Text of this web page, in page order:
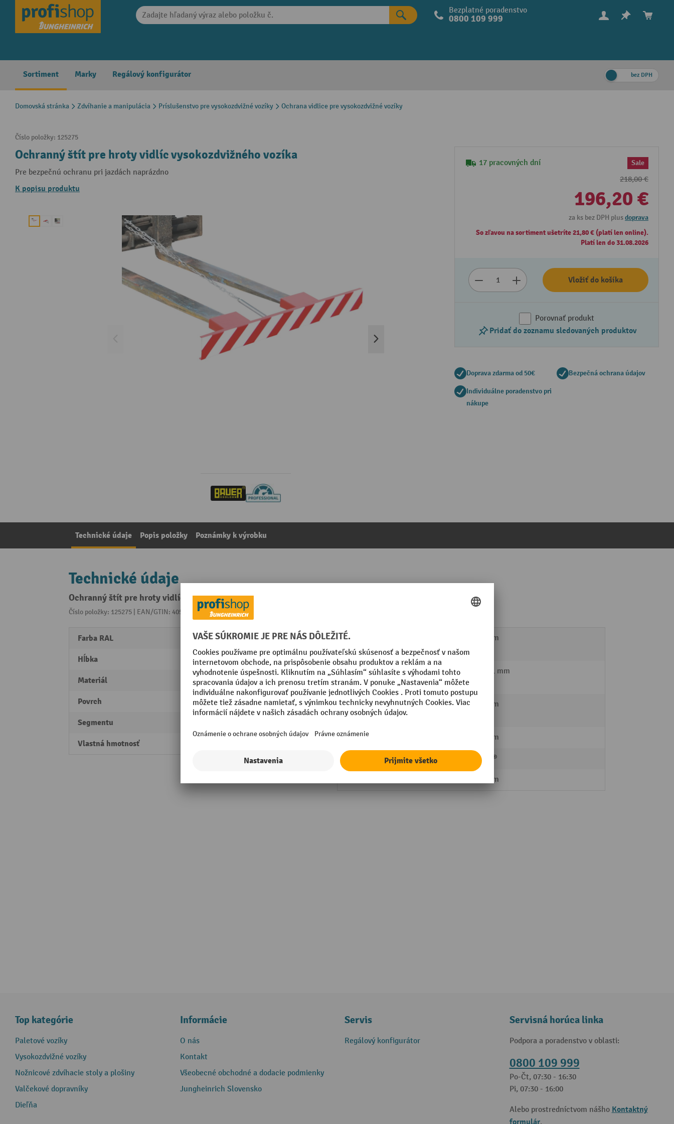
Skip to main navigation Bezplatné poradenstvo
0800 109 999
Sortiment Marky Regálový konfigurátor bez DPH
Domovská stránka Zdvíhanie a manipulácia Príslušenstvo pre vysokozdvižné vozíky Ochrana vidlice pre vysokozdvižné vozíky
Číslo položky: 125275
Ochranný štít pre hroty vidlíc vysokozdvižného vozíka
Pre bezpečnú ochranu pri jazdách naprázdno
K popisu produktu
17 pracovných dní Sale
218,00 €
196,20 €
za ks bez DPH plusdoprava
So zľavou na sortiment ušetríte 21,80 € (platí len online).
Platí len do 31.08.2026
Vložiť do košíka
Porovnať produkt
Pridať do zoznamu sledovaných produktov
Doprava zdarma od 50€ Bezpečná ochrana údajov
Individuálne poradenstvo pri
nákupe
Technické údaje Popis položky Poznámky k výrobku
Technické údaje
Ochranný štít pre hroty vidlíc vysokozdvižného vozíka
Číslo položky: 125275 | EAN/GTIN: 4052462031623Z kategórie:
Farba RAL RAL 3000 ohnivá červená
Hĺbka 200 mm
Materiál Oceľ
Povrch lakované
Segmentu
Vlastná hmotnosť
Vnútorná vzdialenosť zásuvných
poličiek
280 mm
Vnútorný rozmer zásuvných
poličiek – výška
40 - 21 mm
Vnútorný rozmer zásuvných
poličiek – šírka
160 mm
Výška 100 mm
Bauer®
995 mm
Top kategórie
Paletové vozíky
Vysokozdvižné vozíky
Nožnicové zdvíhacie stoly a plošiny
Valčekové dopravníky
Dieľňa
Informácie
O nás
Kontakt
Všeobecné obchodné a dodacie podmienky
Jungheinrich Slovensko
Servis
Regálový konfigurátor
Servisná horúca linka
Podpora a poradenstvo v oblasti:
0800 109 999
Po-Čt, 07:30 - 16:30
Pi, 07:30 - 16:00
Alebo prostredníctvom nášho Kontaktný
formulár